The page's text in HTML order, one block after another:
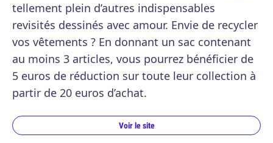
tellement plein d’autres indispensables
revisités dessinés avec amour. Envie de recycler
vos vêtements ? En donnant un sac contenant
au moins 3 articles, vous pourrez bénéficier de
5 euros de réduction sur toute leur collection à
partir de 20 euros d’achat.
Voir le site